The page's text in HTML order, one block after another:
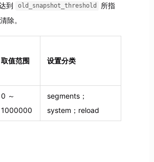
到 old_snapshot_threshold
所指
除。
取值范围 设置分类
0 ～
1000000
segments；
system；reload